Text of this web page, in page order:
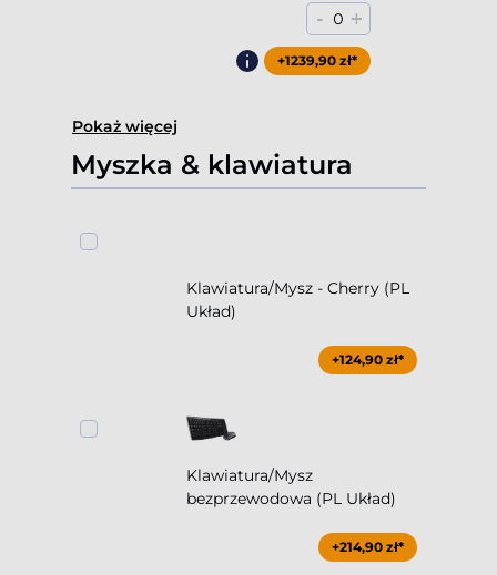
- 0 +
+1239,90 zł*
Pokaż więcej
Myszka & klawiatura
Klawiatura/Mysz - Cherry (PL
Układ)
+124,90 zł*
Klawiatura/Mysz
bezprzewodowa (PL Układ)
+214,90 zł*